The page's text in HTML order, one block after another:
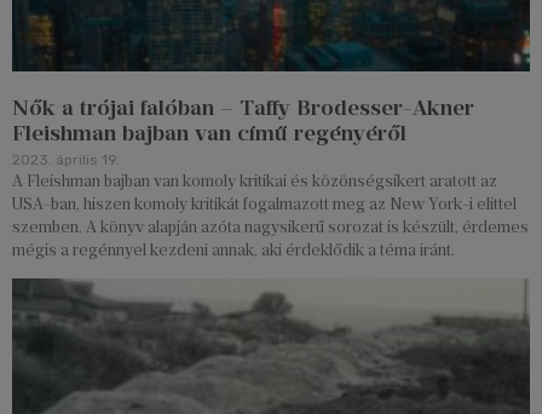
Nők a trójai falóban – Taffy Brodesser-Akner
Fleishman bajban van című regényéről
2023. április 19.
A Fleishman bajban van komoly kritikai és közönségsikert aratott az
USA-ban, hiszen komoly kritikát fogalmazott meg az New York-i elittel
szemben. A könyv alapján azóta nagysikerű sorozat is készült, érdemes
mégis a regénnyel kezdeni annak, aki érdeklődik a téma iránt.